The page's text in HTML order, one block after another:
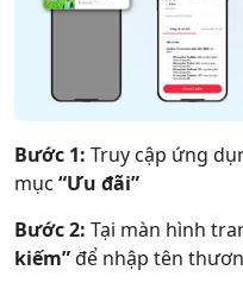
Bước 1: Truy cập ứng
mục “Ưu đãi”
Bước 2: Tại màn hình
kiếm”để nhập tên